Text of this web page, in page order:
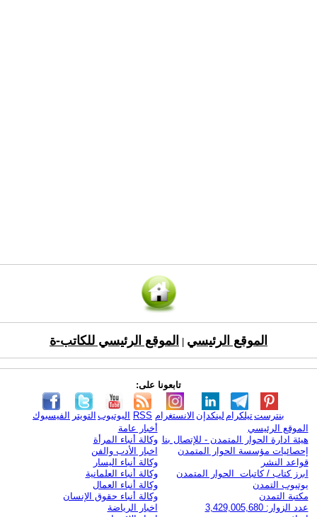
الموقع الرئيسي الموقع الرئيسي للكاتب-ة
تابعونا على:
الفيسبوك التويتر اليوتيوب RSS الانستغرام لينكدإن تيلكرامبنترست
الموقع الرئيسي
هيئة ادارة الحوار المتمدن - للإتصال بنا
إحصائيات مؤسسة الحوار المتمدن
قواعد النشر
ابرز كتاب / كاتبات الحوار المتمدن
يوتيوب التمدن
مكتبة التمدن
عدد الزوار: 3,429,005,680
أخبار عامة
وكالة أنباء المرأة
اخبار الأدب والفن
وكالة أنباء اليسار
وكالة أنباء العلمانية
وكالة أنباء العمال
وكالة أنباء حقوق الإنسان
اخبار الرياضة